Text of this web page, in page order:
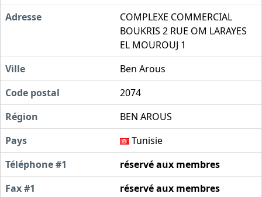
Adresse
COMPLEXE COMMERCIAL
BOUKRIS 2 RUE OM LARAYES
EL MOUROUJ 1
Ville
Ben Arous
Code postal
2074
Région
BEN AROUS
Pays
Tunisie
Téléphone #1
réservé aux membres
Fax #1
réservé aux membres